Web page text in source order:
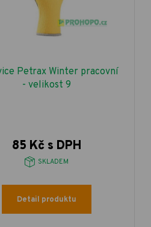
Petrax Winter pracovní
- velikost 9
85 Kč s DPH
SKLADEM
Detail produktu